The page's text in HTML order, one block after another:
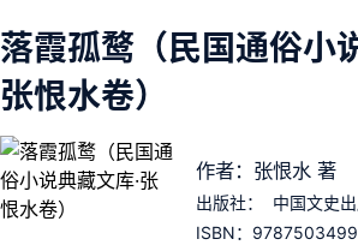
落霞孤鹜（民国通俗小
张恨水卷）
作者：张恨水 著
出版社：
中国文史
ISBN：